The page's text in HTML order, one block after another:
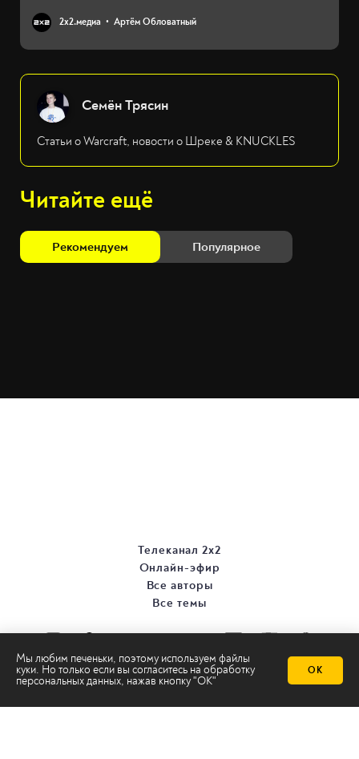
2х2.медиа Артём Обловатный
Семён Трясин
Статьи о Warcraft, новости о Шреке & KNUCKLES
Читайте ещё
Рекомендуем Популярное
Мы любим печеньки, поэтому используем файлы
куки. Но только если вы согласитесь на обработку
персональных данных, нажав кнопку "ОК"
ОК
Телеканал 2х2
Онлайн-эфир
Все авторы
Все темы